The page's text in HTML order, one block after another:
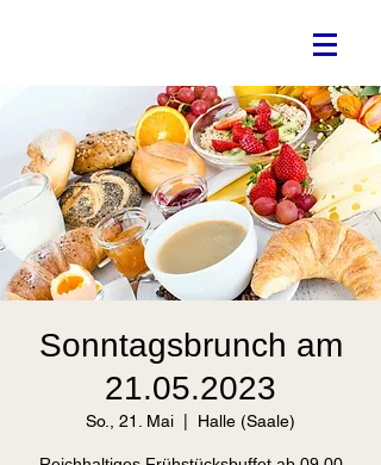
Sonntagsbrunch am
21.05.2023
So., 21. Mai Halle (Saale)